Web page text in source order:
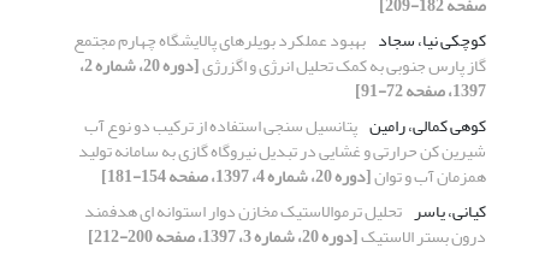
کوچکی نیا، سجاد بهبود عملکرد بویلرهای پالایشگاه چهارم مجتمع
گاز پارس جنوبی به کمک تحلیل انرژی و اگزرژی [دوره 20، شماره 2،
1397، صفحه 72-91]
کوهی کمالی، رامین پتانسیل سنجی استفاده از ترکیب دو نوع آب
شیرین کن حرارتی و غشایی در تبدیل نیروگاه گازی به سامانه‌ تولید
همزمان آب و توان[دوره 20، شماره 4، 1397، صفحه 154-181]
کیانی، یاسر تحلیل ترموالاستیک مخازن دوار استوانه‏ ای هدفمند
درون بستر الاستیک[دوره 20، شماره 3، 1397، صفحه 200-212]